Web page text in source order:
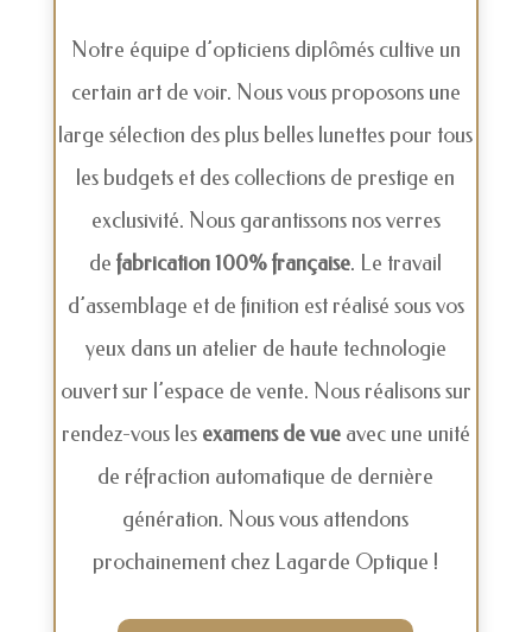
Notre équipe d’opticiens diplômés cultive un
certain art de voir. Nous vous proposons une
large sélection des plus belles lunettes pour tous
les budgets et des collections de prestige en
exclusivité. Nous garantissons nos verres
defabrication 100% française. Le travail
d’assemblage et de finition est réalisé sous vos
yeux dans un atelier de haute technologie
ouvert sur l’espace de vente. Nous réalisons sur
rendez-vous les examens de vueavec une unité
de réfraction automatique de dernière
génération. Nous vous attendons
prochainement chez Lagarde Optique !